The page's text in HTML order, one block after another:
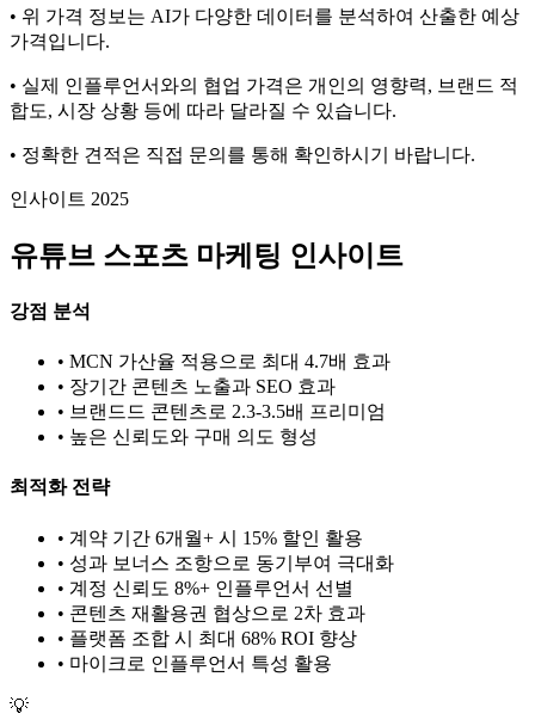
• 위 가격 정보는 AI가 다양한 데이터를 분석하여 산출한 예상
가격입니다.
• 실제 인플루언서와의 협업 가격은 개인의 영향력, 브랜드 적
합도, 시장 상황 등에 따라 달라질 수 있습니다.
• 정확한 견적은 직접 문의를 통해 확인하시기 바랍니다.
인사이트 2025
유튜브 스포츠 마케팅 인사이트
강점 분석
• MCN 가산율 적용으로 최대 4.7배 효과
• 장기간 콘텐츠 노출과 SEO 효과
• 브랜드드 콘텐츠로 2.3-3.5배 프리미엄
• 높은 신뢰도와 구매 의도 형성
최적화 전략
• 계약 기간 6개월+ 시 15% 할인 활용
• 성과 보너스 조항으로 동기부여 극대화
• 계정 신뢰도 8%+ 인플루언서 선별
• 콘텐츠 재활용권 협상으로 2차 효과
• 플랫폼 조합 시 최대 68% ROI 향상
• 마이크로 인플루언서 특성 활용
💡